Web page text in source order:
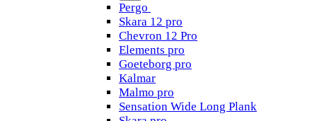
Pergo
Skara 12 pro
Chevron 12 Pro
Elements pro
Goeteborg pro
Kalmar
Malmo pro
Sensation Wide Long Plank